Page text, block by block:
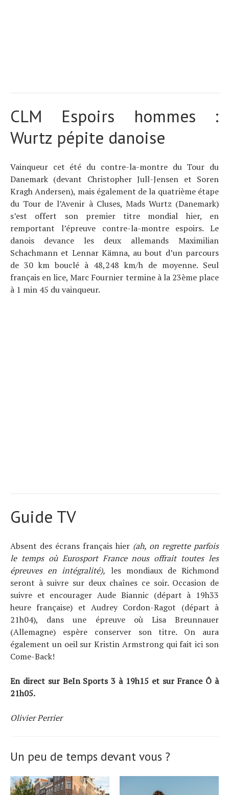
CLM Espoirs hommes :
Wurtz pépite danoise
Vainqueur cet été du contre-la-montre du Tour du
Danemark (devant Christopher Jull-Jensen et Soren
Kragh Andersen), mais également de la quatrième étape
du Tour de l’Avenir à Cluses, Mads Wurtz (Danemark)
s’est offert son premier titre mondial hier, en
remportant l’épreuve contre-la-montre espoirs. Le
danois devance les deux allemands Maximilian
Schachmann et Lennar Kämna, au bout d’un parcours
de 30 km bouclé à 48,248 km/h de moyenne. Seul
français en lice, Marc Fournier termine à la 23ème place
à 1 min 45 du vainqueur.
Guide TV
Absent des écrans français hier (ah, on regrette parfois
le temps où Eurosport France nous offrait toutes les
épreuves en intégralité), les mondiaux de Richmond
seront à suivre sur deux chaînes ce soir. Occasion de
suivre et encourager Aude Biannic (départ à 19h33
heure française) et Audrey Cordon-Ragot (départ à
21h04), dans une épreuve où Lisa Breunnauer
(Allemagne) espère conserver son titre. On aura
également un oeil sur Kristin Armstrong qui fait ici son
Come-Back!
En direct sur BeIn Sports 3 à 19h15 et sur France Ô à
21h05.
Olivier Perrier
Un peu de temps devant vous ?